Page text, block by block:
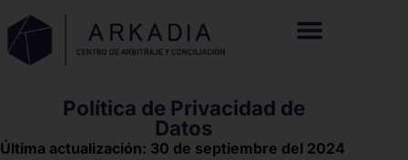
Política de Privacidad de
Datos
Última actualización: 30 de septiembre del 2024